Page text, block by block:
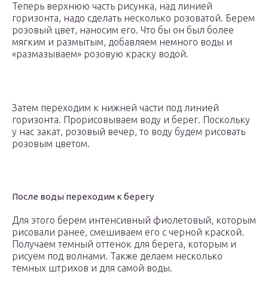
Теперь верхнюю часть рисунка, над линией
горизонта, надо сделать несколько розоватой. Берем
розовый цвет, наносим его. Что бы он был более
мягким и размытым, добавляем немного воды и
«размазываем» розовую краску водой.
Затем переходим к нижней части под линией
горизонта. Прорисовываем воду и берег. Поскольку
у нас закат, розовый вечер, то воду будем рисовать
розовым цветом.
После воды переходим к берегу
Для этого берем интенсивный фиолетовый, которым
рисовали ранее, смешиваем его с черной краской.
Получаем темный оттенок для берега, которым и
рисуем под волнами. Также делаем несколько
темных штрихов и для самой воды.